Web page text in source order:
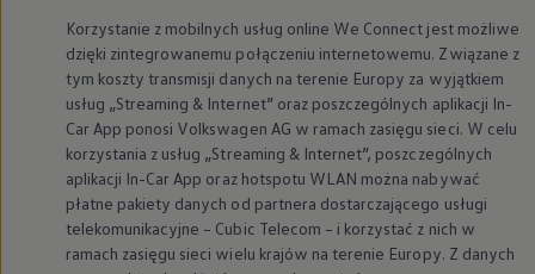
Korzystanie z mobilnych usług online We Connect jest możliwe
dzięki zintegrowanemu połączeniu internetowemu. Związane z
tym koszty transmisji danych na terenie Europy za wyjątkiem
usług „Streaming & Internet” oraz poszczególnych aplikacji In-
Car App ponosi Volkswagen AG w ramach zasięgu sieci. W celu
korzystania z usług „Streaming & Internet”, poszczególnych
aplikacji In-Car App oraz hotspotu WLAN można nabywać
płatne pakiety danych od partnera dostarczającego usługi
telekomunikacyjne – Cubic Telecom – i korzystać z nich w
ramach zasięgu sieci wielu krajów na terenie Europy. Z danych